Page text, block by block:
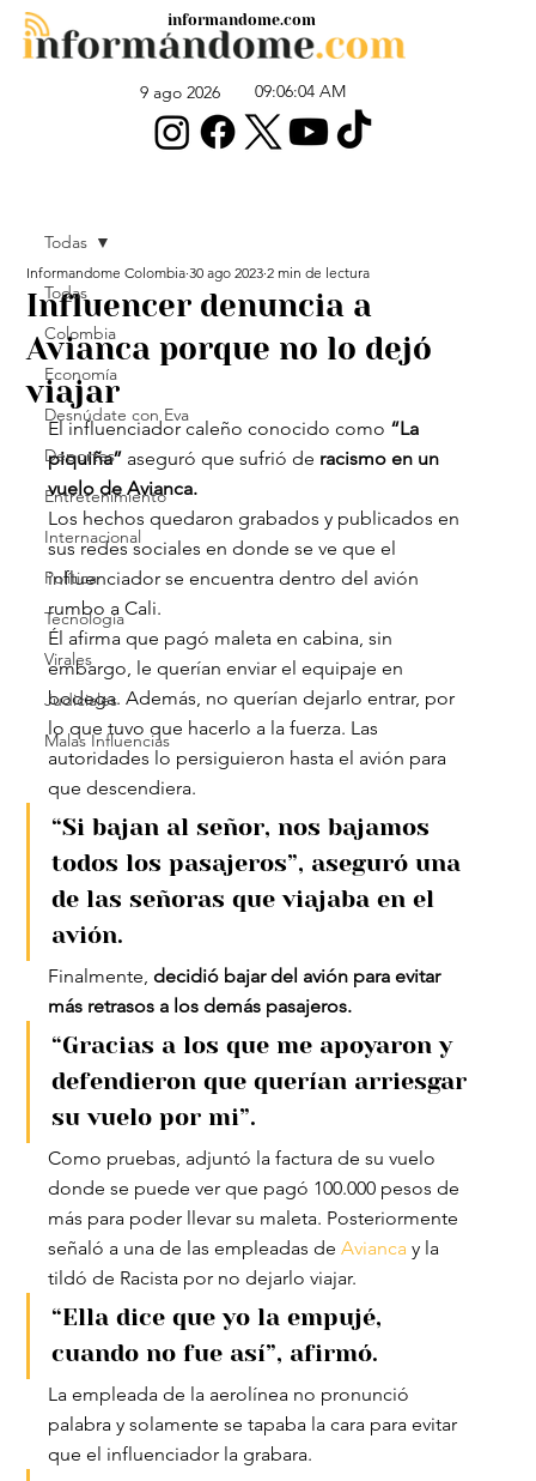
9 ago 2026 09:06:04 AM
informandome.com
Todas
Colombia
Economía
Desnúdate con Eva
Deportes
Entretenimiento
Internacional
Política
Tecnología
Virales
Judiciales
Malas Influencias
Todas
Influencer denuncia a
Avianca porque no lo dejó
viajar
Informandome Colombia 30 ago 2023 2 min de lectura
El influenciador caleño conocido como “La
piquiña” aseguró que sufrió de racismo en un
vuelo de Avianca.
Los hechos quedaron grabados y publicados en
sus redes sociales en donde se ve que el
influenciador se encuentra dentro del avión
rumbo a Cali.
Él afirma que pagó maleta en cabina, sin
embargo, le querían enviar el equipaje en
bodega. Además, no querían dejarlo entrar, por
lo que tuvo que hacerlo a la fuerza. Las
autoridades lo persiguieron hasta el avión para
que descendiera.
“Si bajan al señor, nos bajamos
todos los pasajeros”, aseguró una
de las señoras que viajaba en el
avión.
Finalmente, decidió bajar del avión para evitar
más retrasos a los demás pasajeros.
“Gracias a los que me apoyaron y
defendieron que querían arriesgar
su vuelo por mi”.
Como pruebas, adjuntó la factura de su vuelo
donde se puede ver que pagó 100.000 pesos de
más para poder llevar su maleta. Posteriormente
señaló a una de las empleadas de Avianca y la
tildó de Racista por no dejarlo viajar.
“Ella dice que yo la empujé,
cuando no fue así”, afirmó.
La empleada de la aerolínea no pronunció
palabra y solamente se tapaba la cara para evitar
que el influenciador la grabara.